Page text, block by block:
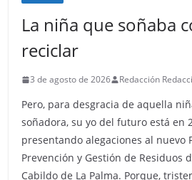
La niña que soñaba
reciclar
3 de agosto de 2026 Redacción
Pero, para desgracia de aquella
soñadora, su yo del futuro está en
presentando alegaciones al nuevo
Prevención y Gestión de Residuos
Cabildo de La Palma. Porque,